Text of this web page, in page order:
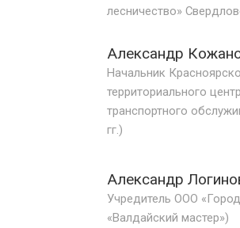
лесничество»
Александр
Начальник
территориального
транспортного
гг.)
Александр
Учредитель ООО
«Валдайский мастер»)